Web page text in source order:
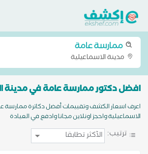
ممارسة عامة
مدينة الاسماعيلية
افضل دكتور ممارسة عامة في مدينة
اعرف اسعار الكشف وتقييمات أفضل دكاترة ممارسة
الاسماعيلية واحجز اونلاين مجانا وادفع في العيادة
ترتيب: